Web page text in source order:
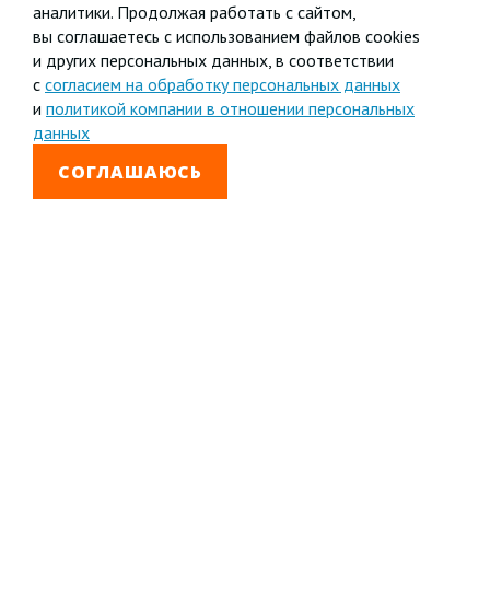
аналитики. Продолжая работать с сайтом,
вы соглашаетесь с использованием файлов cookies
и других персональных данных, в соответствии
с согласием на обработку персональных данных
и политикой компании в отношении персональных
данных
СОГЛАШАЮСЬ